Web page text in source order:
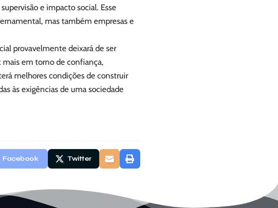
e impacto social. Esse
mas também empresas e
provavelmente deixará de ser
mais em torno de confiança,
melhores condições de construir
às exigências de uma sociedade
Facebook Twitter